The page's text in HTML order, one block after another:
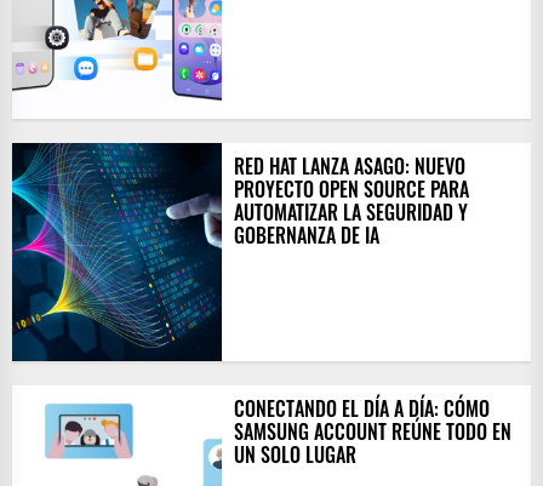
RED HAT LANZA ASAGO: NUEVO
PROYECTO OPEN SOURCE PARA
AUTOMATIZAR LA SEGURIDAD Y
GOBERNANZA DE IA
CONECTANDO EL DÍA A DÍA: CÓMO
SAMSUNG ACCOUNT REÚNE TODO EN
UN SOLO LUGAR